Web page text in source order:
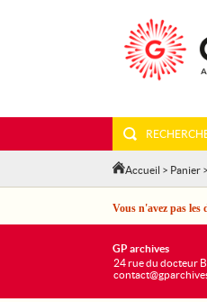
Accueil > Panier >
Vous n'avez pas les
GP archives
24 rue du docteur